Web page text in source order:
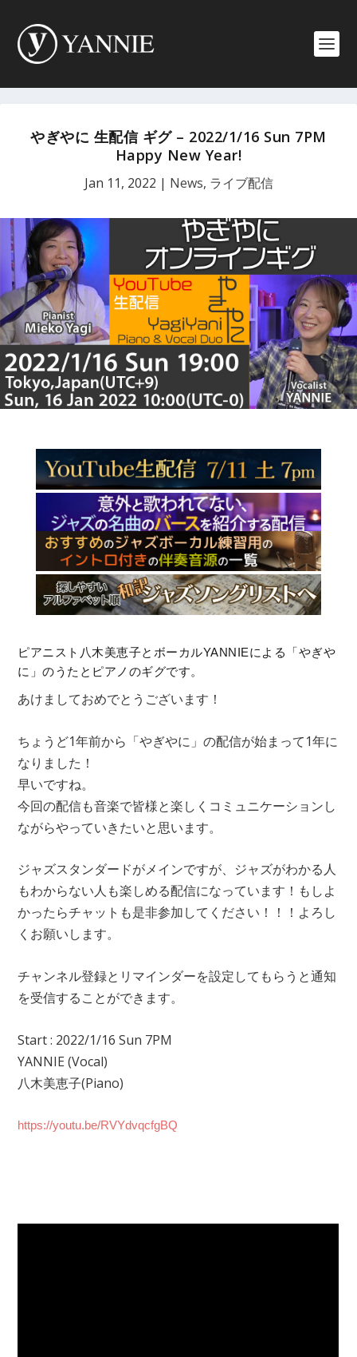
やぎやに 生配信 ギグ – 2022/1/16 Sun 7PM
Happy New Year!
Jan 11, 2022 | News, ライブ配信
ピアニスト八木美恵子とボーカルYANNIEによる「やぎや
に」のうたとピアノのギグです。
あけましておめでとうございます！
ちょうど1年前から「やぎやに」の配信が始まって1年に
なりました！
早いですね。
今回の配信も音楽で皆様と楽しくコミュニケーションし
ながらやっていきたいと思います。
ジャズスタンダードがメインですが、ジャズがわかる人
もわからない人も楽しめる配信になっています！もしよ
かったらチャットも是非参加してください！！！よろし
くお願いします。
チャンネル登録とリマインダーを設定してもらうと通知
を受信することができます。
Start : 2022/1/16 Sun 7PM
YANNIE (Vocal)
八木美恵子(Piano)
https://youtu.be/RVYdvqcfgBQ